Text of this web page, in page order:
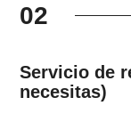
02
Servicio de
necesitas)